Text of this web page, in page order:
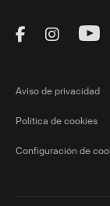
Visit Thule
Visit
Aviso de privacidad
Política de cookies
Configuración de